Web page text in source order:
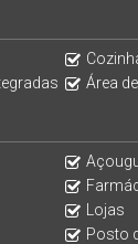
ficaria a
Área
Lojas
Posto